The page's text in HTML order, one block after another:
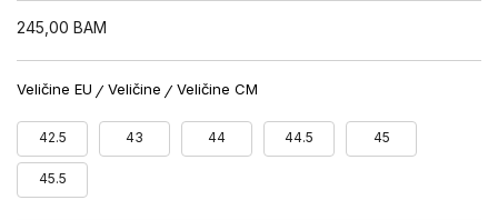
245,00 BAM
Veličine EU Veličine Veličine CM
42.5 43 44 44.5 45
45.5